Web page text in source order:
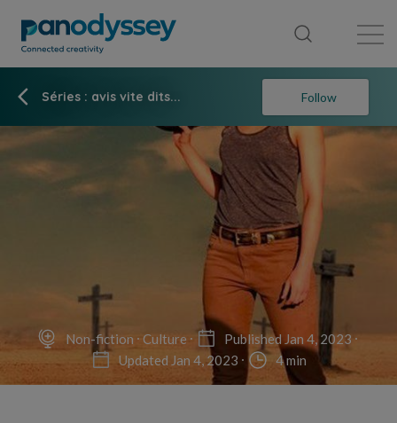
Séries : avis vite dits... Follow
Non-fiction Culture
Published Jan 4, 2023
Updated Jan 4, 2023
4 min